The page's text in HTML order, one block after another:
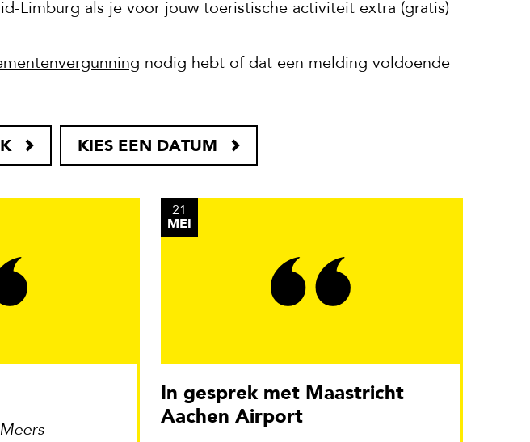
Limburg als je voor jouw toeristische activiteit extra (gratis)
nodig hebt of dat een melding voldoende
KIES EEN DATUM
21
MEI
In gesprek met Maastricht
Aachen Airport